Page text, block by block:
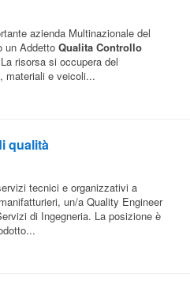
azienda Multinazionale del
un Addetto Qualita Controllo
risorsa si occupera del
materiali e veicoli...
qualità
tecnici e organizzativi a
un/a Quality Engineer
di Ingegneria. La posizione è